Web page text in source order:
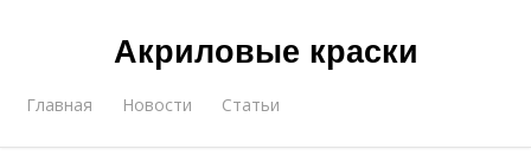
Акриловые краски
Главная Новости Статьи